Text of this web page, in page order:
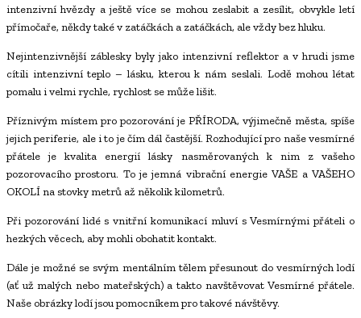
intenzivní hvězdy a ještě více se mohou zeslabit a zesílit, obvykle letí
přímočaře, někdy také v zatáčkách a zatáčkách, ale vždy bez hluku.
Nejintenzivnější záblesky byly jako intenzivní reflektor a v hrudi jsme
cítili intenzivní teplo – lásku, kterou k nám seslali. Lodě mohou létat
pomalu i velmi rychle, rychlost se může lišit.
Příznivým místem pro pozorování je PŘÍRODA, výjimečně města, spíše
jejich periferie, ale i to je čím dál častější. Rozhodující pro naše vesmírné
přátele je kvalita energií lásky nasměrovaných k nim z vašeho
pozorovacího prostoru. To je jemná vibrační energie VAŠE a VAŠEHO
OKOLÍ na stovky metrů až několik kilometrů.
Při pozorování lidé s vnitřní komunikací mluví s Vesmírnými přáteli o
hezkých věcech, aby mohli obohatit kontakt.
Dále je možné se svým mentálním tělem přesunout do vesmírných lodí
(ať už malých nebo mateřských) a takto navštěvovat Vesmírné přátele.
Naše obrázky lodí jsou pomocníkem pro takové návštěvy.